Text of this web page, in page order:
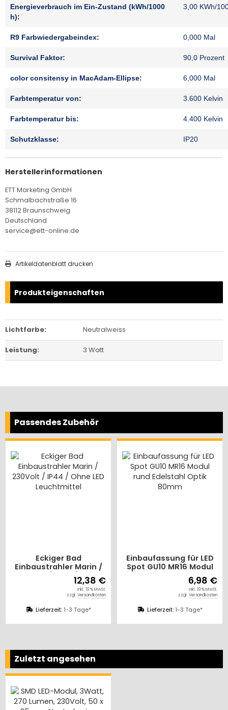
Energieverbrauch im Ein-Zustand (kWh/1000
h):
3,00 KWh/
R9 Farbwiedergabeindex: 0,000 Mal
Survival Faktor: 90,0 Prozent
color consitensy in MacAdam-Ellipse: 6,000 Mal
Farbtemperatur von: 3.600 Kelvin
Farbtemperatur bis: 4.400 Kelvin
Schutzklasse: IP20
Herstellerinformationen
ETT Marketing GmbH
Schmalbachstraße 16
38112 Braunschweig
Deutschland
service@ett-online.de
Artikeldatenblatt drucken
Produkteigenschaften
Lichtfarbe: Neutralweiss
Leistung: 3 Watt
Passendes Zubehör
/
Einbaufassung für LED
Spot GU10 MR16 Modul
rund Edelstahl Optik
80mm
Lieferzeit:1-3 Tage*
6,98 €
inkl. 19 % MwSt.
zzgl.Versandkosten
Eckiger Bad
Einbaustrahler
12Volt / IP44 / Ohne
Leuchtmittel
Lieferzeit:1-3
inkl.
zzgl.
Zuletzt angesehen